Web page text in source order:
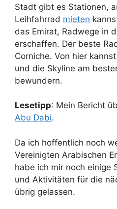
Stadt gibt es Stationen,
Leihfahrrad mieten
das Emirat, Radwege in
erschaffen. Der beste
Corniche. Von hier
und die Skyline am
bewundern.
Lesetipp: Mein Bericht
Abu Dabi.
Da ich hoffentlich noch
Vereinigten Arabischen
habe ich mir noch einige
und Aktivitäten für die
übrig gelassen.